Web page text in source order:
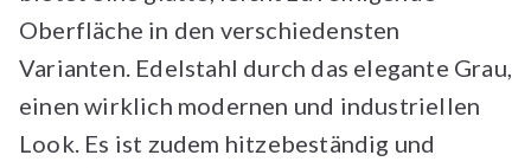
Oberfläche in den verschiedensten
Varianten. Edelstahl durch das elegante Grau,
einen wirklich modernen und industriellen
Look. Es ist zudem hitzebeständig und